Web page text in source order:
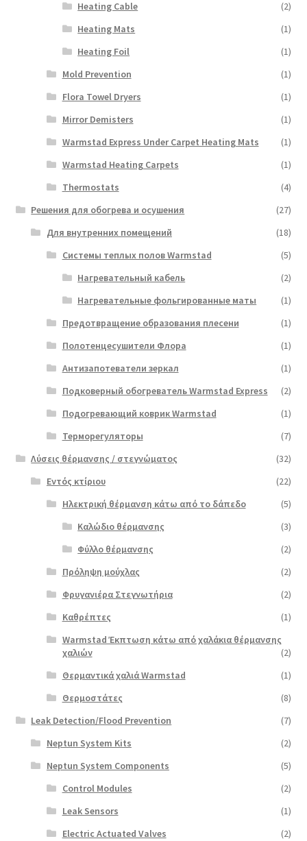
Heating Cable
(2)
Heating Mats
(1)
Heating Foil
(1)
Mold Prevention
(1)
Flora Towel Dryers
(1)
Mirror Demisters
(1)
Warmstad Express Under Carpet Heating Mats
(1)
Warmstad Heating Carpets
(1)
Thermostats
(4)
Решения для обогрева и осушения
(27)
Для внутренних помещений
(18)
Системы теплых полов Warmstad
(5)
Нагревательный кабель
(2)
Нагревательные фольгированные маты
(1)
Предотвращение образования плесени
(1)
Полотенцесушители Флора
(1)
Антизапотеватели зеркал
(1)
Подковерный обогреватель Warmstad Express
(2)
Подогревающий коврик Warmstad
(1)
Терморегуляторы
(7)
Λύσεις θέρμανσης / στεγνώματος
(32)
Εντός κτίριου
(22)
Ηλεκτρική θέρμανση κάτω από το δάπεδο
(5)
Καλώδιο θέρμανσης
(3)
Φύλλο θέρμανσης
(2)
Πρόληψη μούχλας
(2)
Φρυγανιέρα Στεγνωτήρια
(2)
Καθρέπτες
(1)
Warmstad Έκπτωση κάτω από χαλάκια θέρμανσης
χαλιών
(2)
Θερμαντικά χαλιά Warmstad
(1)
Θερμοστάτες
(8)
Leak Detection/Flood Prevention
(7)
Neptun System Kits
(2)
Neptun System Components
(5)
Control Modules
(2)
Leak Sensors
(1)
Electric Actuated Valves
(2)